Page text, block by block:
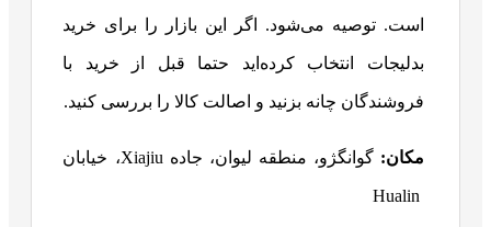
است. توصیه می‌شود. اگر این بازار را برای خرید
بدلیجات انتخاب کرده‌اید حتما قبل از خرید با
فروشندگان چانه بزنید و اصالت کالا را بررسی کنید.
مکان: گوانگژو، منطقه لیوان، جاده Xiajiu، خیابان